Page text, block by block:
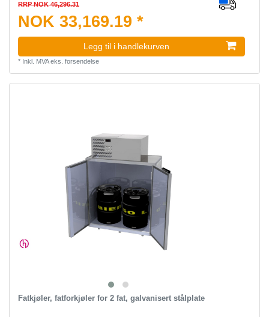
RRP NOK 46,296.31
NOK 33,169.19 *
Legg til i handlekurven
* Inkl. MVAeks. forsendelse
Fatkjøler, fatforkjøler for 2 fat, galvanisert stålplate